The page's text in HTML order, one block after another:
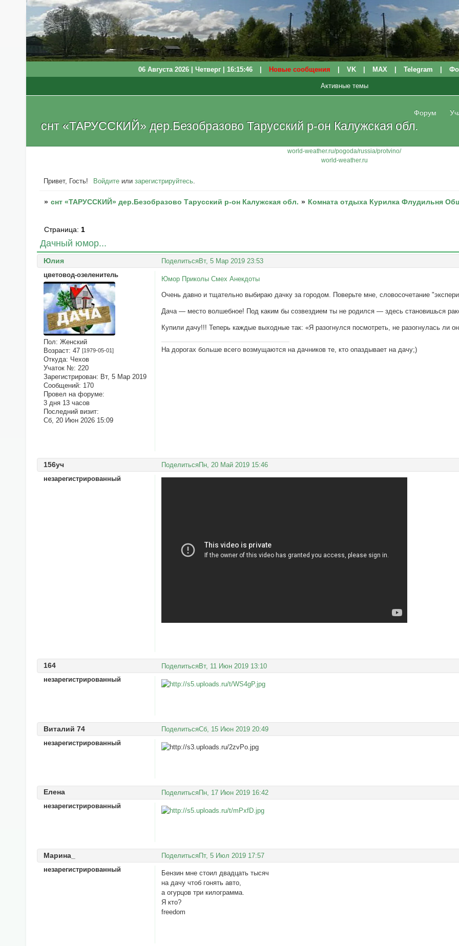
06 Августа 2026 | Четверг | 16:15:47 Новые сообщения VK МАХ Telegram
world-weather.ru/pogoda/russia/protvino/
world-weather.ru
снт «ТАРУССКИЙ» дер.Безобразово Тарусский р-он Калужская обл.
Форум
Активные темы
Привет, Гость! Войдите илизарегистрируйтесь.
» снт «ТАРУССКИЙ» дер.Безобразово Тарусский р-он Калужская обл. » Комната отдыха Курилка Флудильня
Дачный юмор...
Страница: 1
ПоделитьсяВт, 5 Мар 2019 23:53
Юлия
цветовод-озеленитель
Пол: Женский
Возраст: 47 [1979-05-01]
Откуда: Чехов
Учаток №: 220
Зарегистрирован: Вт, 5 Мар 2019
Сообщений: 170
Провел на форуме:
3 дня 13 часов
Последний визит:
Сб, 20 Июн 2026 15:09
Юмор Приколы Смех Анекдоты
Очень давно и тщательно выбираю дачку за городом. Поверьте мне, словосочетание
Дача — место волшебное! Под каким бы созвездием ты не родился — здесь становишься
Купили дачу!!! Теперь каждые выходные так: «Я разогнулся посмотреть, не разогнулась ли
На дорогах больше всего возмущаются на дачников те, кто опаздывает на дачу;)
ПоделитьсяПн, 20 Май 2019 15:46
156уч
незарегистрированный
ПоделитьсяВт, 11 Июн 2019 13:10
164
незарегистрированный
ПоделитьсяСб, 15 Июн 2019 20:49
Виталий 74
незарегистрированный
ПоделитьсяПн, 17 Июн 2019 16:42
Елена
незарегистрированный
ПоделитьсяПт, 5 Июл 2019 17:57
Марина_
незарегистрированный
Бензин мне стоил двадцать тысяч
на дачу чтоб гонять авто,
а огурцов три килограмма.
Я кто?
freedom